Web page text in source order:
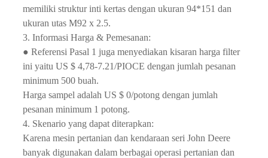
memiliki struktur inti kertas dengan ukuran 94*151 dan
ukuran utas M92 x 2.5.
3. Informasi Harga & Pemesanan:
● Referensi Pasal 1 juga menyediakan kisaran harga filter
ini yaitu US $ 4,78-7.21/PIOCE dengan jumlah pesanan
minimum 500 buah.
Harga sampel adalah US $ 0/potong dengan jumlah
pesanan minimum 1 potong.
4. Skenario yang dapat diterapkan:
Karena mesin pertanian dan kendaraan seri John Deere
banyak digunakan dalam berbagai operasi pertanian dan